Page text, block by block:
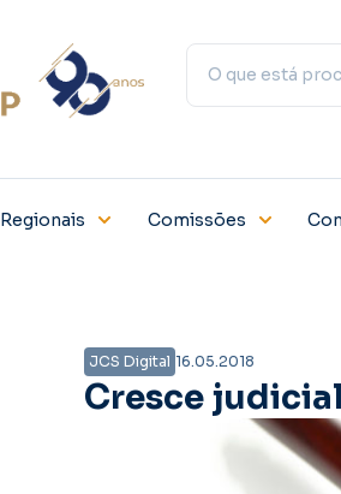
Regionais Comissões
JCS Digital 16.05.2018
Cresce